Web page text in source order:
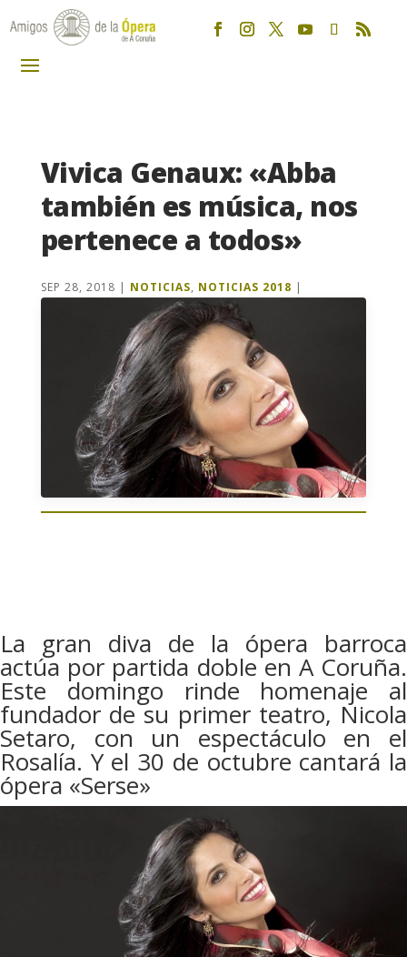
Vivica Genaux: «Abba
también es música, nos
pertenece a todos»
SEP 28, 2018 | NOTICIAS, NOTICIAS 2018 |
La gran diva de la ópera barroca
actúa por partida doble en A Coruña.
Este domingo rinde homenaje al
fundador de su primer teatro, Nicola
Setaro, con un espectáculo en el
Rosalía. Y el 30 de octubre cantará la
ópera «Serse»